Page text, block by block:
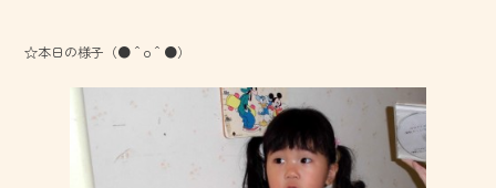
☆本日の様子（●＾o＾●）